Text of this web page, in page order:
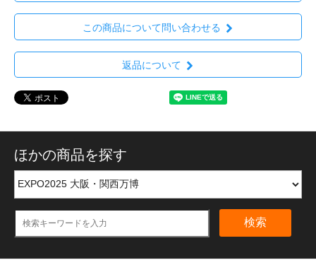
この商品について問い合わせる
返品について
ほかの商品を探す
検索